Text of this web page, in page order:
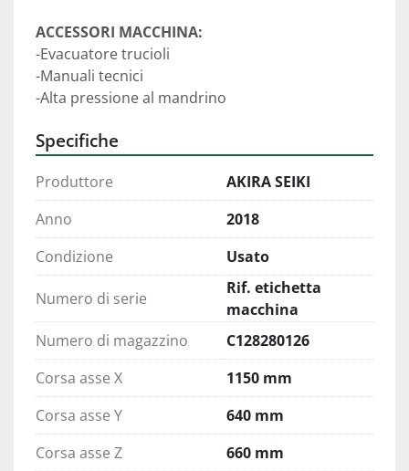
ACCESSORI MACCHINA:
-Evacuatore trucioli
-Manuali tecnici
-Alta pressione al mandrino
Specifiche
Produttore
AKIRA SEIKI
Anno
2018
Condizione
Usato
Numero di serie
Rif. etichetta
macchina
Numero di magazzino
C128280126
Corsa asse X
1150 mm
Corsa asse Y
640 mm
Corsa asse Z
660 mm